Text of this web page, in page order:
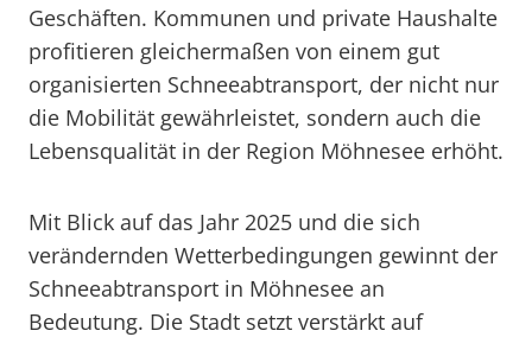
Geschäften. Kommunen und private Haushalte
profitieren gleichermaßen von einem gut
organisierten Schneeabtransport, der nicht nur
die Mobilität gewährleistet, sondern auch die
Lebensqualität in der Region Möhnesee erhöht.
Mit Blick auf das Jahr 2025 und die sich
verändernden Wetterbedingungen gewinnt der
Schneeabtransport in Möhnesee an
Bedeutung. Die Stadt setzt verstärkt auf